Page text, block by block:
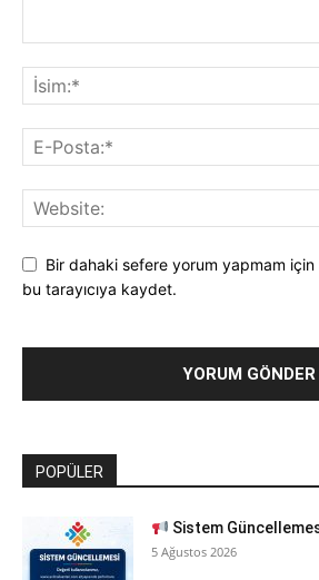
Bir dahaki sefere yorum yapmam için
bu tarayıcıya kaydet.
POPÜLER
Sistem
5 Ağustos 2026